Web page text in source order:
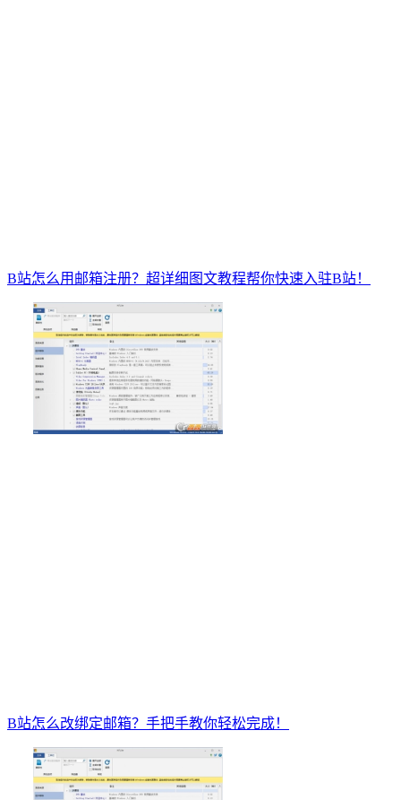
B站怎么用邮箱注册？超详细图文教程帮你快速入驻B站！
B站怎么改绑定邮箱？手把手教你轻松完成！